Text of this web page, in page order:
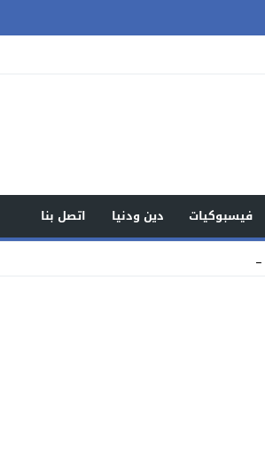
فيسبوكيات دين ودنيا
اتصل بنا